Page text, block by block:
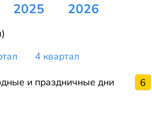
2025 2026
4 квартал
и праздничные дни 6